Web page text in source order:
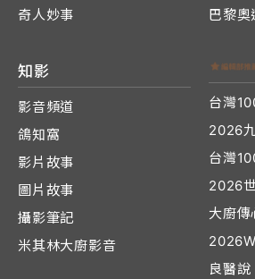
奇人妙事
巴黎奧
知影
影音頻道
鴿知窩
影片故事
圖片故事
攝影筆記
米其林大廚影音
台灣
2026
台灣
2026
大廚傳
良醫說